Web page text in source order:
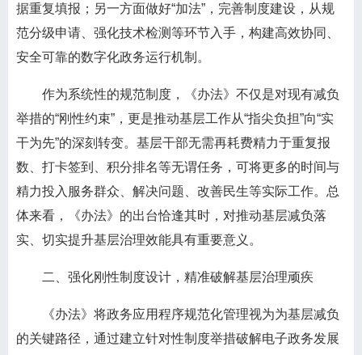
据重复填报；另一方面做好“加法”，完善制度建设，从规
范分级申请、强化技术检测等环节入手，构建高效协同、
安全可靠的数字化政务运行机制。
作为系统性的规范制度，《办法》不仅是对现有减负
举措的“刚性约束”，更是推动基层工作从“指尖负担”向“实
干为先”的深刻转变。基层干部无需再耗费精力于重复报
数、打卡签到、积分排名等无谓任务，可将更多的时间与
精力投入服务群众、解决问题、改善民生等实际工作。总
体来看，《办法》的出台恰逢其时，对推动基层减负落
实、切实提升基层治理效能具有重要意义。
二、强化刚性制度设计，精准破解基层治理顽疾
《办法》将政务应用程序规范化管理视为为基层减负
的关键路径，通过建立针对性制度举措破解电子政务发展